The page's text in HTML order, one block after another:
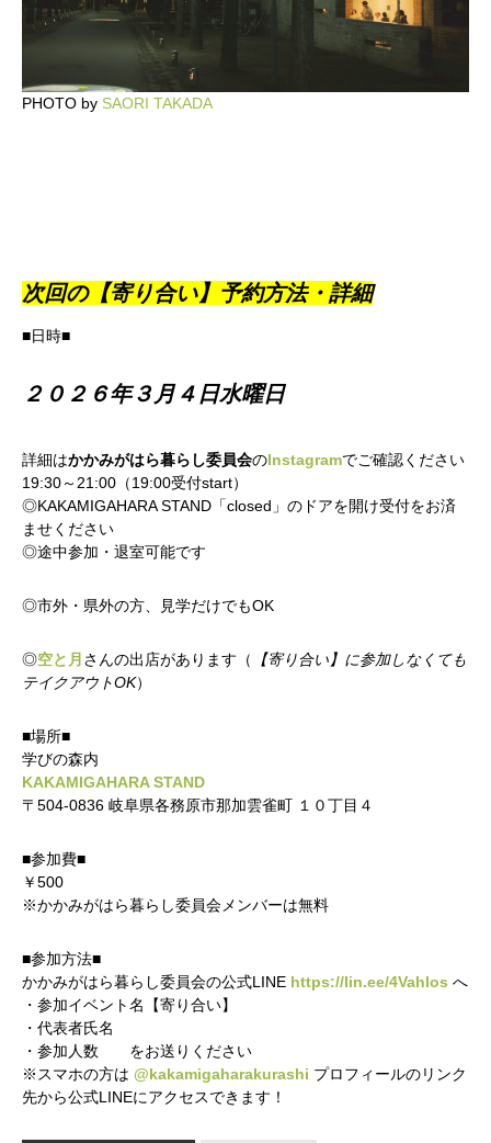
PHOTO by SAORI TAKADA
次回の【寄り合い】予約方法・詳細
■日時■
２０２６年３月４日水曜日
詳細はかかみがはら暮らし委員会のInstagramでご確認ください
19:30～21:00（19:00受付start）
◎KAKAMIGAHARA STAND「closed」のドアを開け受付をお済
ませください
◎途中参加・退室可能です
◎市外・県外の方、見学だけでもOK
◎空と月 さんの出店があります（
【寄り合い】に参加しなくても
テイクアウトOK）
■場所■
学びの森内
KAKAMIGAHARA STAND
〒504-0836 岐阜県各務原市那加雲雀町 １０丁目４
■参加費■
￥500
※かかみがはら暮らし委員会メンバーは無料
■参加方法■
かかみがはら暮らし委員会の公式LINE https://lin.ee/4Vahlos へ
・参加イベント名【寄り合い】
・代表者氏名
・参加人数 をお送りください
※スマホの方は @kakamigaharakurashi プロフィールのリンク
先から公式LINEにアクセスできます！
かかみがはら暮らし委員会とは？